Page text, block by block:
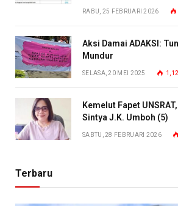
RABU, 25 FEBRUARI 2026
Aksi Damai ADAKSI:
Mundur
SELASA, 20 MEI 2025
Kemelut Fapet
Sintya J.K. Umboh (5)
SABTU, 28 FEBRUARI 2026
Terbaru